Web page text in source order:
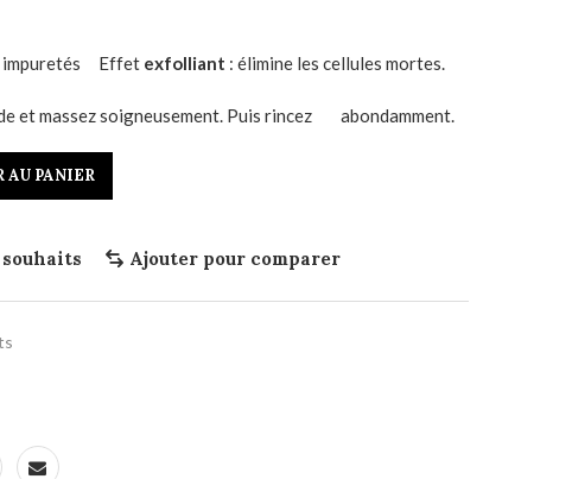
impuretés Effet exfolliant : élimine les cellules mortes.
et massez soigneusement. Puis rincez abondamment.
AU PANIER
Ajouter pour comparer